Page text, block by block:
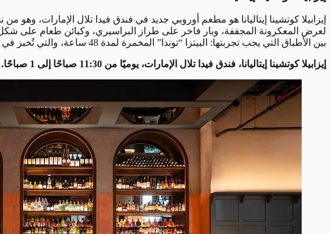
إيزابيلا كوتشينا إيتاليانا هو مطعم أوروبي جديد في فندق فيدا تلال الإمارات،
لعرض المعكرونة المجففة، وبار فاخر على طراز البراسيري، وكبائن طعام على
بين الأطباق التي يجب تجربتها: البيتزا “توندا” المخمرة لمدة 48 ساعة، والتي تُخبز في الفرن الخشبي المميز.
إيزابيلا كوتشينا إيتاليانا، فندق فيدا تلال الإمارات، يوميًا من 11:30 صباحًا إلى 1 صباحًا. هاتف: 04 323 7347. isabellas.ae